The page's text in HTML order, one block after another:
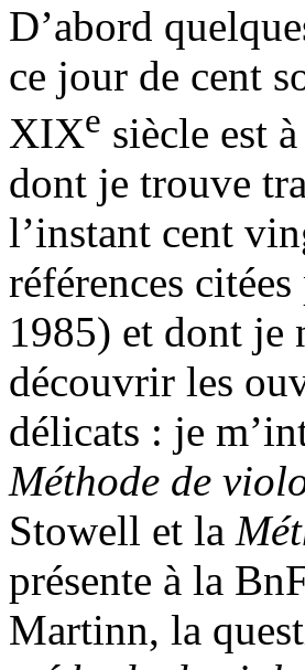
D’abord
ce jour de cent
XIXe siècle est
dont je trouve
l’instant cent
références
1985) et dont je
découvrir les
délicats : je
Méthode de
Stowell et la
présente à la
Martinn, la